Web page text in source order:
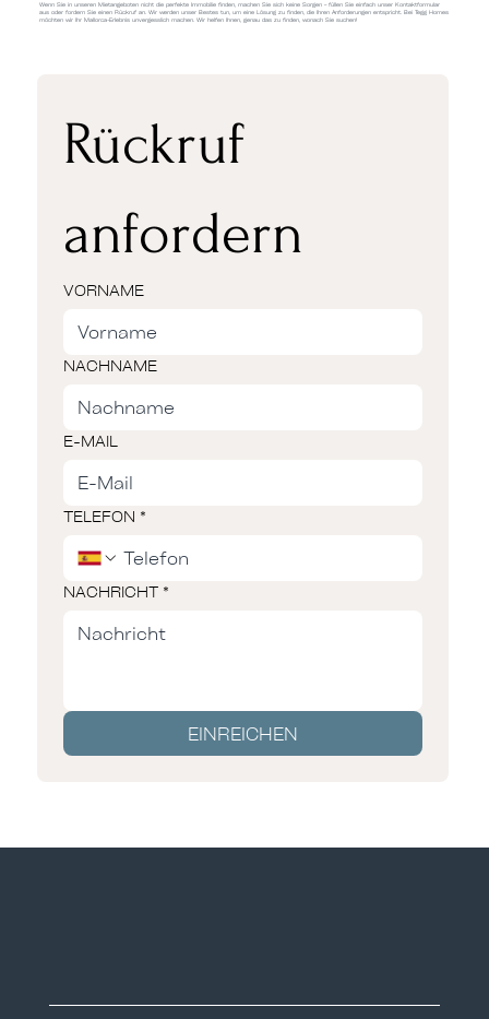
Wenn Sie in unseren Mietangeboten nicht die perfekte Immobilie finden, machen Sie sich keine Sorgen – füllen Sie einfach unser Kontaktformular
aus oder fordern Sie einen Rückruf an. Wir werden unser Bestes tun, um eine Lösung zu finden, die Ihren Anforderungen entspricht. Bei Tegg Homes
möchten wir Ihr Mallorca-Erlebnis unvergesslich machen. Wir helfen Ihnen, genau das zu finden, wonach Sie suchen!
Rückruf
anfordern
VORNAME
NACHNAME
E-MAIL
TELEFON *
NACHRICHT *
EINREICHEN